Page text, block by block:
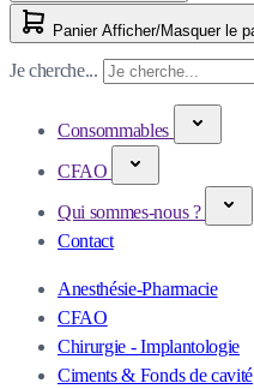
Panier
Je cherche...
Consommables
CFAO
Qui sommes-nous ?
Contact
Anesthésie-Pharmacie
CFAO
Chirurgie - Implantologie
Ciments & Fonds de cavité